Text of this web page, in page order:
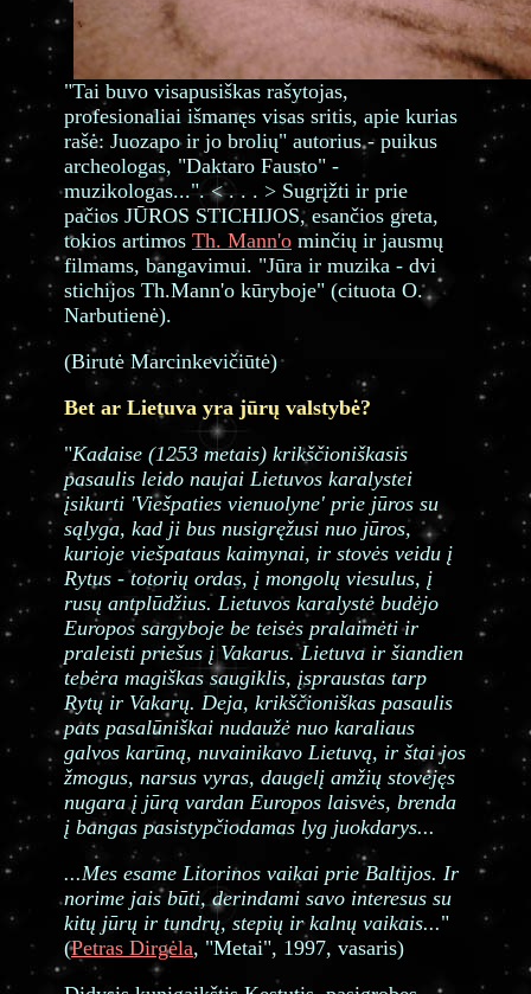
"Tai buvo visapusiškas rašytojas,
profesionaliai išmanęs visas sritis, apie kurias
rašė: Juozapo ir jo brolių" autorius - puikus
archeologas, "Daktaro Fausto" -
muzikologas...". < . . . > Sugrįžti ir prie
pačios JŪROS STICHIJOS, esančios greta,
tokios artimos Th. Mann'o minčių ir jausmų
filmams, bangavimui. "Jūra ir muzika - dvi
stichijos Th.Mann'o kūryboje" (cituota O.
Narbutienė).
(Birutė Marcinkevičiūtė)
Bet ar Lietuva yra jūrų valstybė?
"Kadaise (1253 metais) krikščioniškasis
pasaulis leido naujai Lietuvos karalystei
įsikurti 'Viešpaties vienuolyne' prie jūros su
sąlyga, kad ji bus nusigręžusi nuo jūros,
kurioje viešpataus kaimynai, ir stovės veidu į
Rytus - totorių ordas, į mongolų viesulus, į
rusų antplūdžius. Lietuvos karalystė budėjo
Europos sargyboje be teisės pralaimėti ir
praleisti priešus į Vakarus. Lietuva ir šiandien
tebėra magiškas saugiklis, įspraustas tarp
Rytų ir Vakarų. Deja, krikščioniškas pasaulis
pats pasalūniškai nudaužė nuo karaliaus
galvos karūną, nuvainikavo Lietuvą, ir štai jos
žmogus, narsus vyras, daugelį amžių stovėjęs
nugara į jūrą vardan Europos laisvės, brenda
į bangas pasistypčiodamas lyg juokdarys...
...Mes esame Litorinos vaikai prie Baltijos. Ir
norime jais būti, derindami savo interesus su
kitų jūrų ir tundrų, stepių ir kalnų vaikais..."
(Petras Dirgėla, "Metai", 1997, vasaris)